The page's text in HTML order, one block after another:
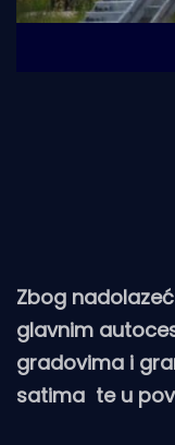
Zbog
glavnim
gradovima i
satima te u